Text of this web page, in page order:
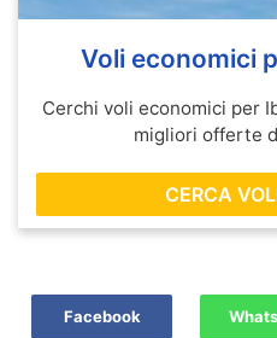
Voli economici
Cerchi voli economici per
migliori offerte
CERCA
Facebook